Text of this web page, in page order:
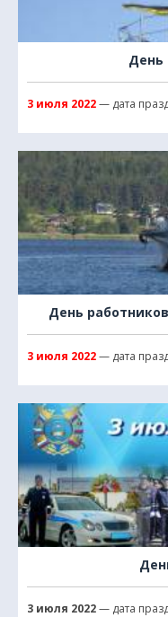
День
3 июля 2022— дата
День
3 июля 2022— дата
3 июля 2022— дата